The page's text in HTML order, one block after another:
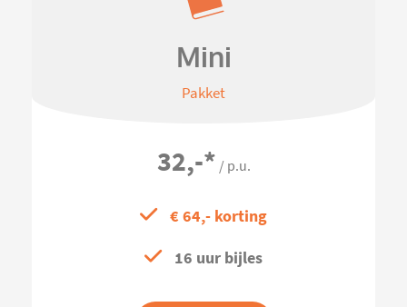
Mini
Pakket
32,-* / p.u.
€ 64,- korting
16 uur bijles